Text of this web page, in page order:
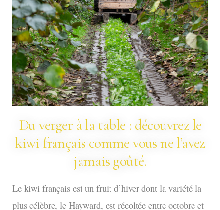
Du verger à la table : découvrez le
kiwi français comme vous ne l’avez
jamais goûté.
Le kiwi français est un fruit d’hiver dont la variété la
plus célèbre, le Hayward, est récoltée entre octobre et